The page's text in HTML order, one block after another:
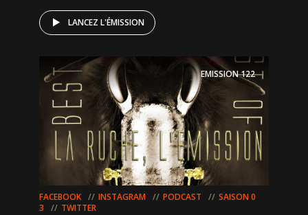
LANCEZ L'ÉMISSION
EMISSION122
FACEBOOK INSTAGRAM PODCAST
SAISON 0
3
TWITTER